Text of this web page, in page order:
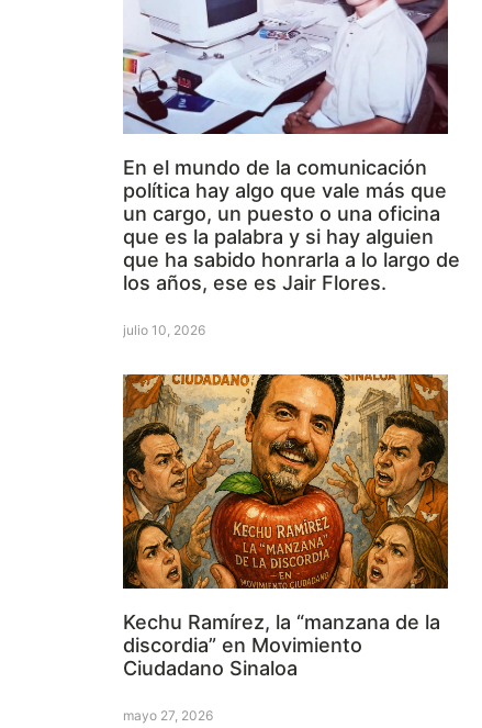
En el mundo de la comunicación
política hay algo que vale más que
un cargo, un puesto o una oficina
que es la palabra y si hay alguien
que ha sabido honrarla a lo largo de
los años, ese es Jair Flores.
julio 10, 2026
Kechu Ramírez, la “manzana de la
discordia” en Movimiento
Ciudadano Sinaloa
mayo 27, 2026